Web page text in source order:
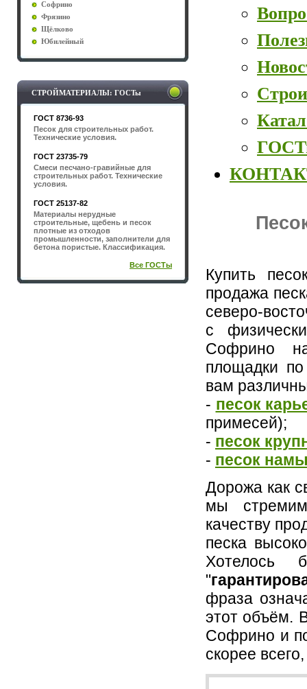
Софрино
Фрязино
Щёлково
Юбилейный
СТРОЙМАТЕРИАЛЫ: ГОСТы
ГОСТ 8736-93
Песок для строительных работ.
Технические условия.
ГОСТ 23735-79
Смеси песчано-гравийные для
строительных работ. Технические
условия.
ГОСТ 25137-82
Материалы нерудные
строительные, щебень и песок
плотные из отходов
промышленности, заполнители для
бетона пористые. Классификация.
Все ГОСТы
Купить
продажа
северо-
с
Софрино
площадки
вам
- песок
примесей);
- песок
- песок
Дорожа как
мы
качеству
песка
Хотелось
"
фраза
этот объём.
Софрино и
скорее